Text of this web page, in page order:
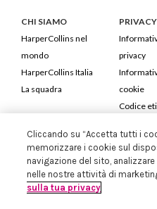
CHI SIAMO
HarperCollins nel
mondo
HarperCollins Italia
La squadra
PRIVACY
privacy
cookie
Codice
HarperCollins Italia
Cod. Fiscale e P.IVA
Iscritta in Milano al Registro delle
Cliccando su “Accetta tutti i
memorizzare i cookie sul
navigazione del sito,
nelle nostre attività di
sulla tua privacy